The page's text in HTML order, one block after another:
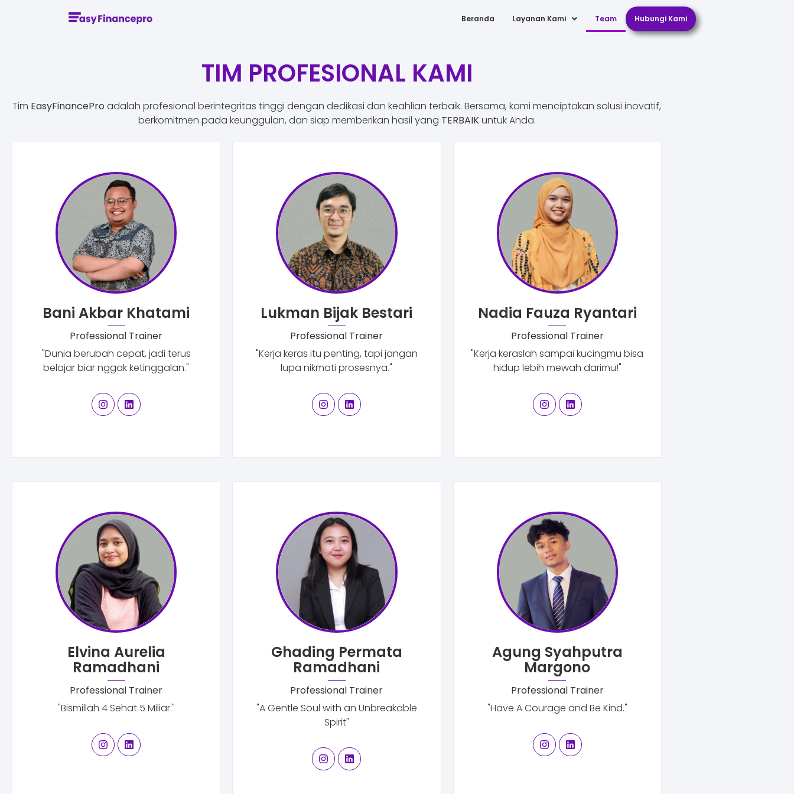
Beranda Layanan Kami Team Hubungi Kami
TIM PROFESIONAL KAMI
Tim EasyFinancePro adalah profesional berintegritas tinggi dengan dedikasi dan keahlian terbaik. Bersama, kami menciptakan solusi inovatif,
berkomitmen pada keunggulan, dan siap memberikan hasil yang TERBAIKuntuk Anda.
Bani Akbar Khatami
Professional Trainer
"Dunia berubah cepat, jadi terus
belajar biar nggak ketinggalan."
Lukman Bijak Bestari
Professional Trainer
"Kerja keras itu penting, tapi jangan
lupa nikmati prosesnya."
Nadia Fauza Ryantari
Professional Trainer
"Kerja keraslah sampai kucingmu bisa
hidup lebih mewah darimu!"
Elvina Aurelia
Ramadhani
Professional Trainer
"Bismillah 4 Sehat 5 Miliar."
Ghading Permata
Ramadhani
Professional Trainer
"A Gentle Soul with an Unbreakable
Spirit"
Agung Syahputra
Margono
Professional Trainer
"Have A Courage and Be Kind."